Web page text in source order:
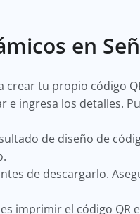
en
crear tu propio código
ingresa los detalles.
de diseño de
de descargarlo.
imprimir el código QR